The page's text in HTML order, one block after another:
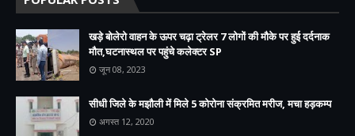
खड़े बोलेरो वाहन के ऊपर चढ़ा ट्रेलर 7 लोगों की मौके पर हुई दर्दनाक
मौत,घटनास्थल पर पहुंचे कलेक्टर SP
जून 08, 2023
सीधी जिले के मझौली में मिले 5 कोरोना संक्रमित मरीज, मचा हड़कम्प
अगस्त 12, 2020